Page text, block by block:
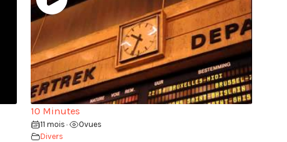
10 Minutes
11 mois • 0vues
Divers